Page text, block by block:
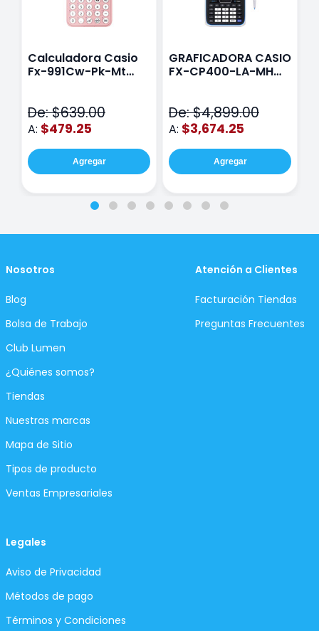
Calculadora Casio
Fx-991Cw-Pk-Mt
De: $639.00
A: $479.25
Agregar
GRAFICADORA CASIO
FX-CP400-LA-MH
De: $4,899.00
A: $3,674.25
Agregar
Nosotros
Blog
Bolsa de Trabajo
Club Lumen
¿Quiénes somos?
Tiendas
Nuestras marcas
Mapa de Sitio
Tipos de producto
Ventas Empresariales
Atención a Clientes
Facturación Tiendas
Preguntas Frecuentes
Legales
Aviso de Privacidad
Métodos de pago
Términos y Condiciones